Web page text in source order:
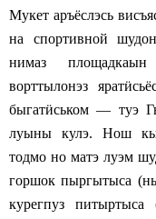
Мукет аръёслэсь
на спортивной
нимаз
ворттылонэз яратӥ
быгатӥськом — туэ
луыны кулэ. Нош
тодмо но матэ луэм
горшок пыргытыса
курегпуз